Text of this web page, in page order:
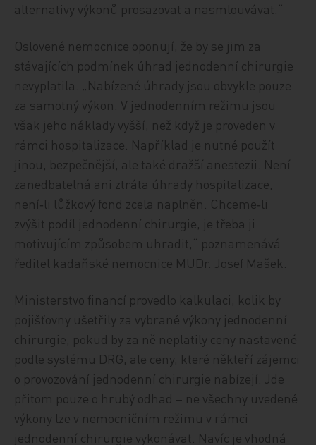
alternativy výkonů prosazovat a nasmlouvávat.“
Oslovené nemocnice oponují, že by se jim za
stávajících podmínek úhrad jednodenní chirurgie
nevyplatila. „Nabízené úhrady jsou obvykle pouze
za samotný výkon. V jednodenním režimu jsou
však jeho náklady vyšší, než když je proveden v
rámci hospitalizace. Například je nutné použít
jinou, bezpečnější, ale také dražší anestezii. Není
zanedbatelná ani ztráta úhrady hospitalizace,
není‑li lůžkový fond zcela naplněn. Chceme‑li
zvýšit podíl jednodenní chirurgie, je třeba ji
motivujícím způsobem uhradit,“ poznamenává
ředitel kadaňské nemocnice MUDr. Josef Mašek.
Ministerstvo financí provedlo kalkulaci, kolik by
pojišťovny ušetřily za vybrané výkony jednodenní
chirurgie, pokud by za ně neplatily ceny nastavené
podle systému DRG, ale ceny, které někteří zájemci
o provozování jednodenní chirurgie nabízejí. Jde
přitom pouze o hrubý odhad – ne všechny uvedené
výkony lze v nemocničním režimu v rámci
jednodenní chirurgie vykonávat. Navíc je vhodná